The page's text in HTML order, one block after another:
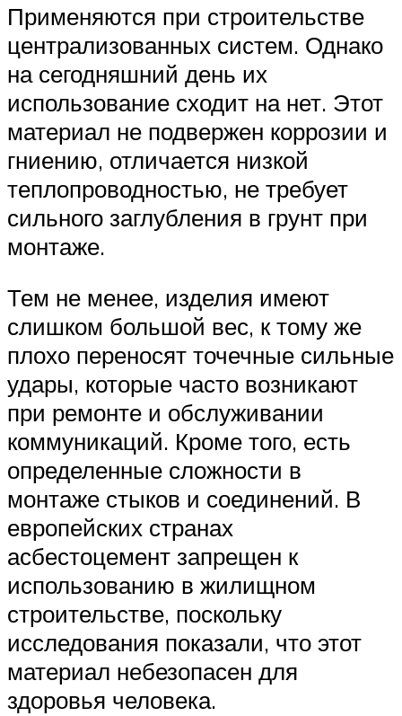
Применяются при строительстве
централизованных систем. Однако
на сегодняшний день их
использование сходит на нет. Этот
материал не подвержен коррозии и
гниению, отличается низкой
теплопроводностью, не требует
сильного заглубления в грунт при
монтаже.
Тем не менее, изделия имеют
слишком большой вес, к тому же
плохо переносят точечные сильные
удары, которые часто возникают
при ремонте и обслуживании
коммуникаций. Кроме того, есть
определенные сложности в
монтаже стыков и соединений. В
европейских странах
асбестоцемент запрещен к
использованию в жилищном
строительстве, поскольку
исследования показали, что этот
материал небезопасен для
здоровья человека.